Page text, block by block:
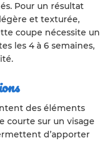
Pour un résultat
et texturée,
coupe nécessite un
les 4 à 6 semaines,
des éléments
courte sur un visage
d’apporter